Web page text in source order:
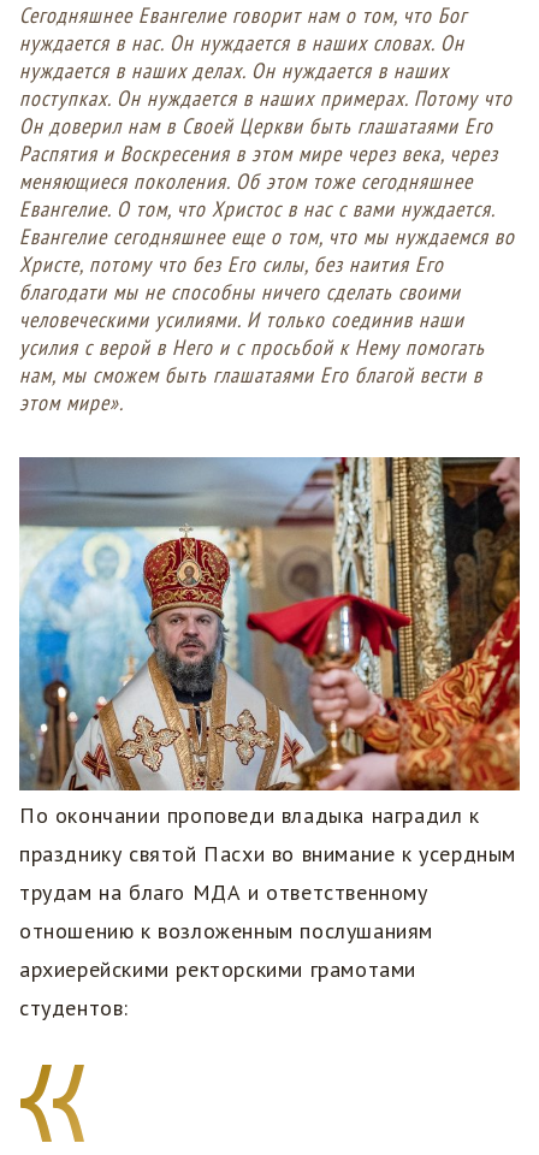
Сегодняшнее Евангелие говорит нам о том, что Бог
нуждается в нас. Он нуждается в наших словах. Он
нуждается в наших делах. Он нуждается в наших
поступках. Он нуждается в наших примерах. Потому что
Он доверил нам в Своей Церкви быть глашатаями Его
Распятия и Воскресения в этом мире через века, через
меняющиеся поколения. Об этом тоже сегодняшнее
Евангелие. О том, что Христос в нас с вами нуждается.
Евангелие сегодняшнее еще о том, что мы нуждаемся во
Христе, потому что без Его силы, без наития Его
благодати мы не способны ничего сделать своими
человеческими усилиями. И только соединив наши
усилия с верой в Него и с просьбой к Нему помогать
нам, мы сможем быть глашатаями Его благой вести в
этом мире».
По окончании проповеди владыка наградил к
празднику святой Пасхи во внимание к усердным
трудам на благо МДА и ответственному
отношению к возложенным послушаниям
архиерейскими ректорскими грамотами
студентов: